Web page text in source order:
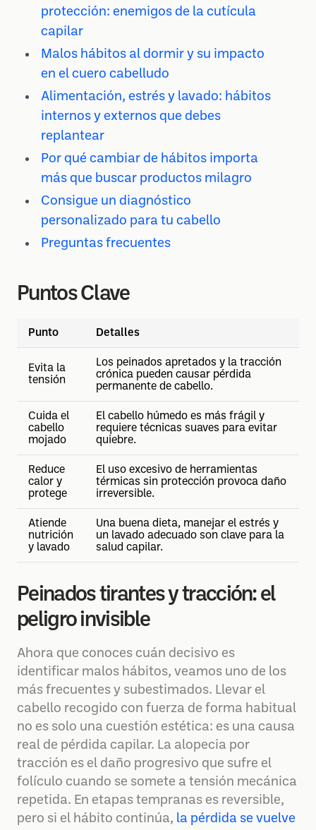
protección: enemigos de la cutícula
capilar
Malos hábitos al dormir y su impacto
en el cuero cabelludo
Alimentación, estrés y lavado: hábitos
internos y externos que debes
replantear
Por qué cambiar de hábitos importa
más que buscar productos milagro
Consigue un diagnóstico
personalizado para tu cabello
Preguntas frecuentes
Puntos Clave
Punto Detalles
Evita la
tensión
Los peinados apretados y la tracción
crónica pueden causar pérdida
permanente de cabello.
Cuida el
cabello
mojado
El cabello húmedo es más frágil y
requiere técnicas suaves para evitar
quiebre.
Reduce
calor y
protege
El uso excesivo de herramientas
térmicas sin protección provoca daño
irreversible.
Atiende
nutrición
y lavado
Una buena dieta, manejar el estrés y
un lavado adecuado son clave para la
salud capilar.
Peinados tirantes y tracción: el
peligro invisible
Ahora que conoces cuán decisivo es
identificar malos hábitos, veamos uno de los
más frecuentes y subestimados. Llevar el
cabello recogido con fuerza de forma habitual
no es solo una cuestión estética: es una causa
real de pérdida capilar. La alopecia por
tracción es el daño progresivo que sufre el
folículo cuando se somete a tensión mecánica
repetida. En etapas tempranas es reversible,
pero si el hábito continúa, la pérdida se vuelve